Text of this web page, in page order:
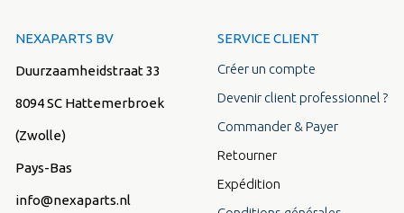
NEXAPARTS BV
Duurzaamheidstraat 33
8094 SC Hattemerbroek
(Zwolle)
Pays-Bas
info@nexaparts.nl
SERVICE CLIENT
Créer un compte
Devenir client professionnel ?
Commander & Payer
Retourner
Expédition